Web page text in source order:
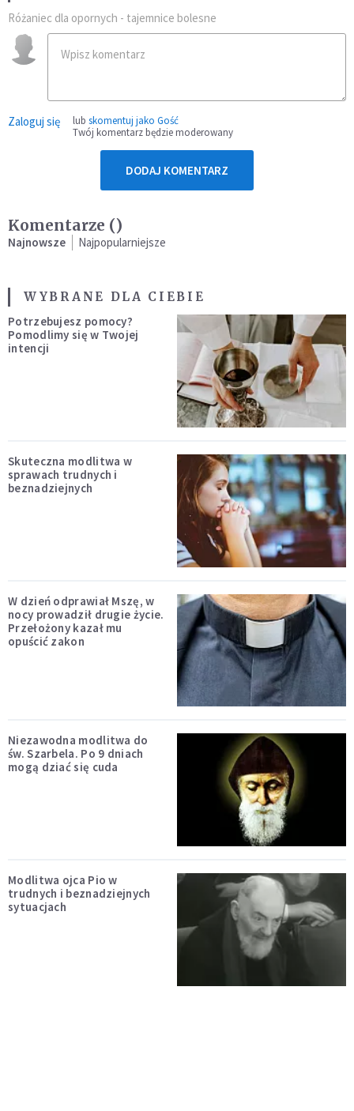
Różaniec dla opornych - tajemnice bolesne
Zaloguj się lub skomentuj jako Gość
Twój komentarz będzie moderowany
DODAJ KOMENTARZ
Komentarze ()
Najnowsze Najpopularniejsze
WYBRANE DLA CIEBIE
Potrzebujesz pomocy?
Pomodlimy się w Twojej
intencji
Skuteczna modlitwa w
sprawach trudnych i
beznadziejnych
W dzień odprawiał Mszę, w
nocy prowadził drugie życie.
Przełożony kazał mu
opuścić zakon
Niezawodna modlitwa do
św. Szarbela. Po 9 dniach
mogą dziać się cuda
Modlitwa ojca Pio w
trudnych i beznadziejnych
sytuacjach